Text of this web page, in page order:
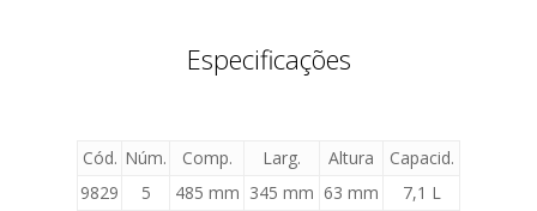
Especificações
Cód. Núm. Comp. Larg. Altura
Capacid.
9829
5 485 mm 345 mm 63 mm
7,1 L